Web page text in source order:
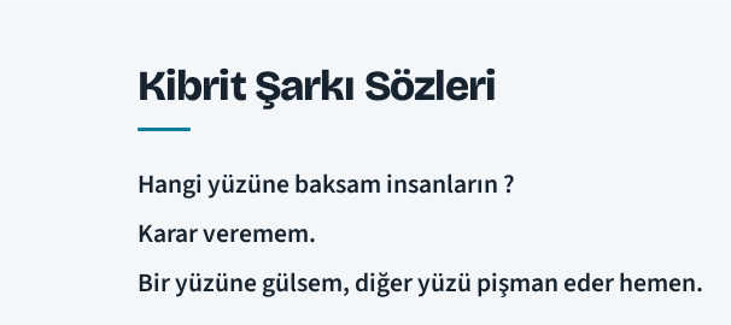
Kibrit Şarkı Sözleri
Hangi yüzüne baksam insanların ?
Karar veremem.
Bir yüzüne gülsem, diğer yüzü pişman eder hemen.